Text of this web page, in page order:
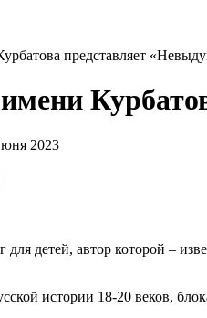
представляет
2023
для детей, автор которой –
истории 18-20 веков,